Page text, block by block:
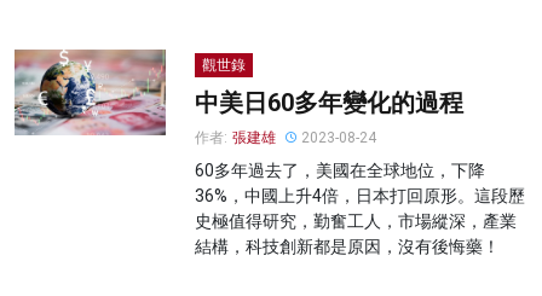
觀世錄
中美日60多年變化的過程
作者: 張建雄 2023-08-24
60多年過去了，美國在全球地位，下降
36%，中國上升4倍，日本打回原形。這段歷
史極值得研究，勤奮工人，市場縱深，產業
結構，科技創新都是原因，沒有後悔藥！